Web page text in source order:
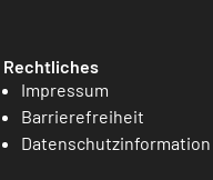
Rechtliches
Impressum
Barrierefreiheit
Datenschutzinformation